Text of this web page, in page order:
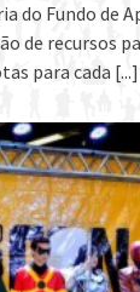
do Fundo de
de recursos
para cada [...]